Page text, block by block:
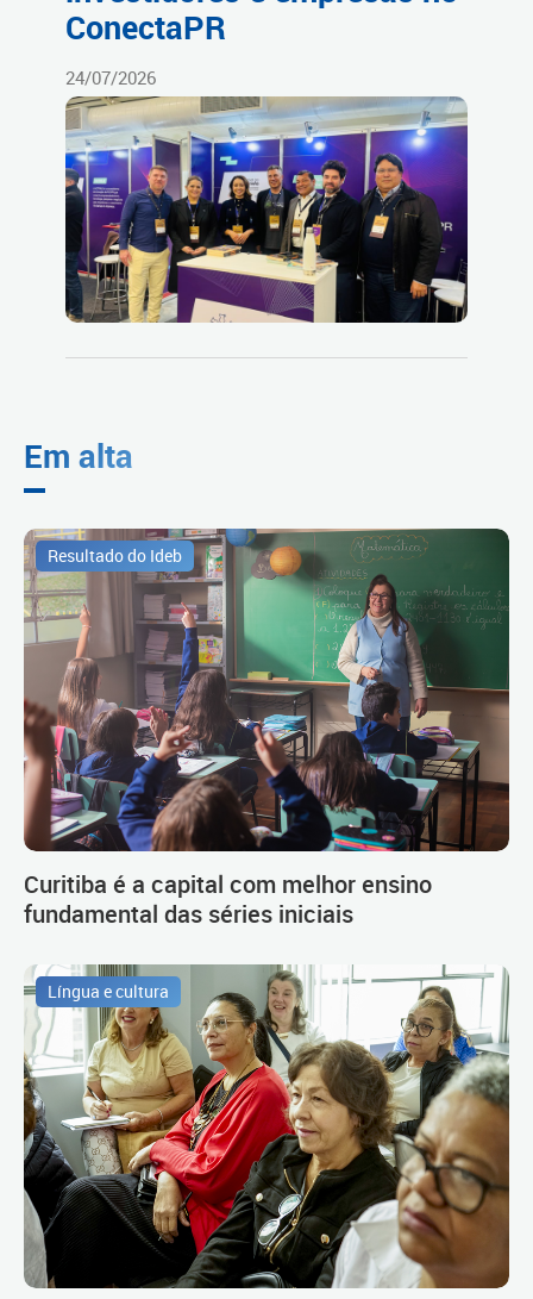
ConectaPR
24/07/2026
Em alta
Resultado do Ideb
Curitiba é a capital com melhor ensino
fundamental das séries iniciais
Língua e cultura